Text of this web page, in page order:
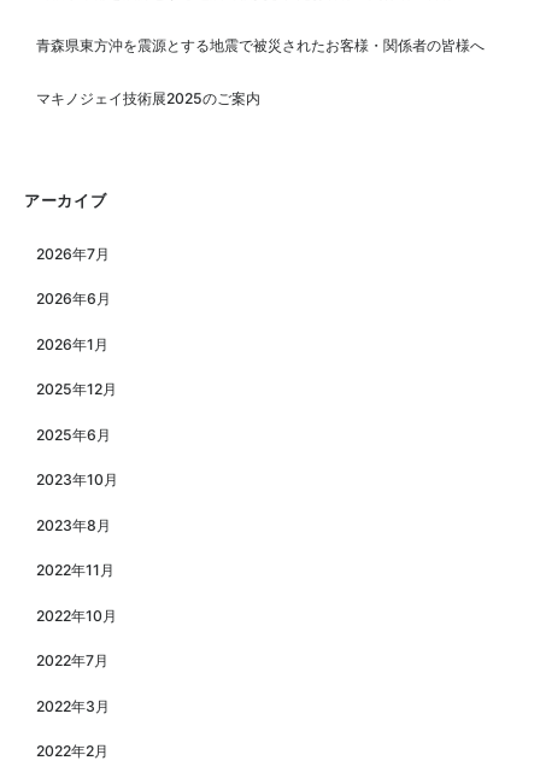
青森県東方沖を震源とする地震で被災されたお客様・関係者の皆様へ
マキノジェイ技術展2025のご案内
アーカイブ
2026年7月
2026年6月
2026年1月
2025年12月
2025年6月
2023年10月
2023年8月
2022年11月
2022年10月
2022年7月
2022年3月
2022年2月